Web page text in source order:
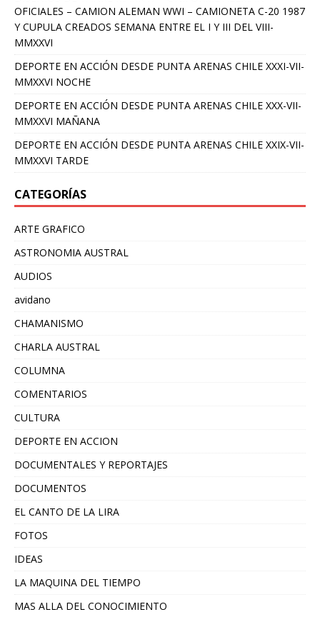
OFICIALES – CAMION ALEMAN WWI – CAMIONETA C-20 1987
Y CUPULA CREADOS SEMANA ENTRE EL I Y III DEL VIII-
MMXXVI
DEPORTE EN ACCIÓN DESDE PUNTA ARENAS CHILE XXXI-VII-
MMXXVI NOCHE
DEPORTE EN ACCIÓN DESDE PUNTA ARENAS CHILE XXX-VII-
MMXXVI MAÑANA
DEPORTE EN ACCIÓN DESDE PUNTA ARENAS CHILE XXIX-VII-
MMXXVI TARDE
CATEGORÍAS
ARTE GRAFICO
ASTRONOMIA AUSTRAL
AUDIOS
avidano
CHAMANISMO
CHARLA AUSTRAL
COLUMNA
COMENTARIOS
CULTURA
DEPORTE EN ACCION
DOCUMENTALES Y REPORTAJES
DOCUMENTOS
EL CANTO DE LA LIRA
FOTOS
IDEAS
LA MAQUINA DEL TIEMPO
MAS ALLA DEL CONOCIMIENTO